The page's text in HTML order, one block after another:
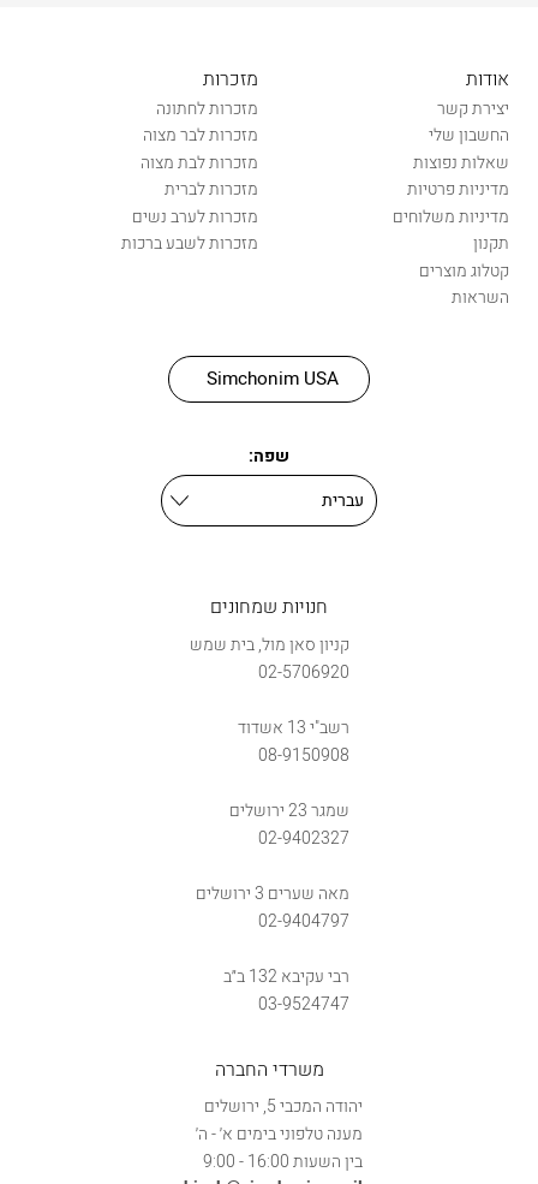
אודות
יצירת קשר
החשבון שלי
שאלות נפוצות
מדיניות פרטיות
מדיניות משלוחים
תקנון
קטלוג מוצרים
השראות
מזכרות
מזכרות לחתונה
מזכרות לבר מצוה
מזכרות לבת מצוה
מזכרות לברית
מזכרות לערב נשים
מזכרות לשבע ברכות
Simchonim USA
שפה:
חנויות שמחונים
קניון סאן מול, בית שמש
02-5706920
רשב"י 13 אשדוד
08-9150908
שמגר 23 ירושלים
02-9402327
מאה שערים 3 ירושלים
02-9404797
רבי עקיבא 132 ב״ב
03-9524747
משרדי החברה
יהודה המכבי 5, ירושלים
מענה טלפוני בימים א׳ - ה׳
בין השעות 16:00 - 9:00